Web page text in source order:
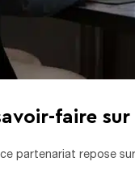
faire
partenariat repose